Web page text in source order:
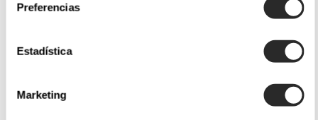
Preferencias
Estadística
Marketing